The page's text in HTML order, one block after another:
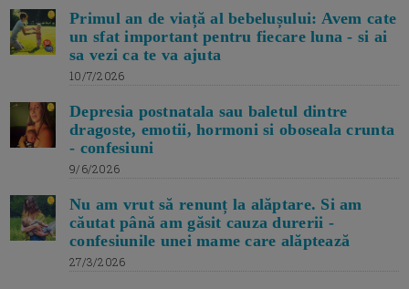
Primul an de viață al bebelușului: Avem cate
un sfat important pentru fiecare luna - si ai
sa vezi ca te va ajuta
10/7/2026
Depresia postnatala sau baletul dintre
dragoste, emotii, hormoni si oboseala crunta
- confesiuni
9/6/2026
Nu am vrut să renunț la alăptare. Si am
căutat până am găsit cauza durerii -
confesiunile unei mame care alăptează
27/3/2026